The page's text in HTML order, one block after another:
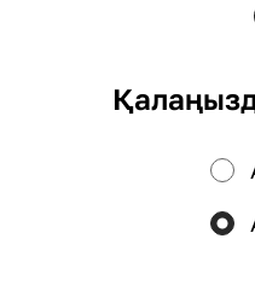
Тиімді ядрода жұмыс
Науқандар,